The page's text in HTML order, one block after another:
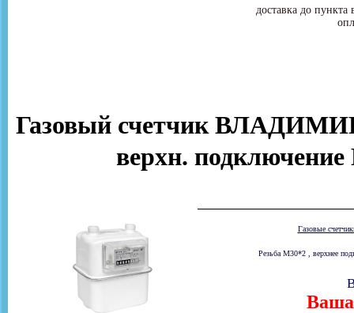
доставка до
Газовый счетчик
верхн.
Газовые
Резьба М30*2 , верхнее
Ваша